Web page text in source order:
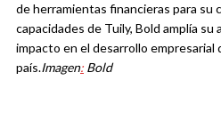
de herramientas financieras para su
capacidades de Tuily, Bold amplía su
impacto en el desarrollo empresarial
país.Imagen: Bold